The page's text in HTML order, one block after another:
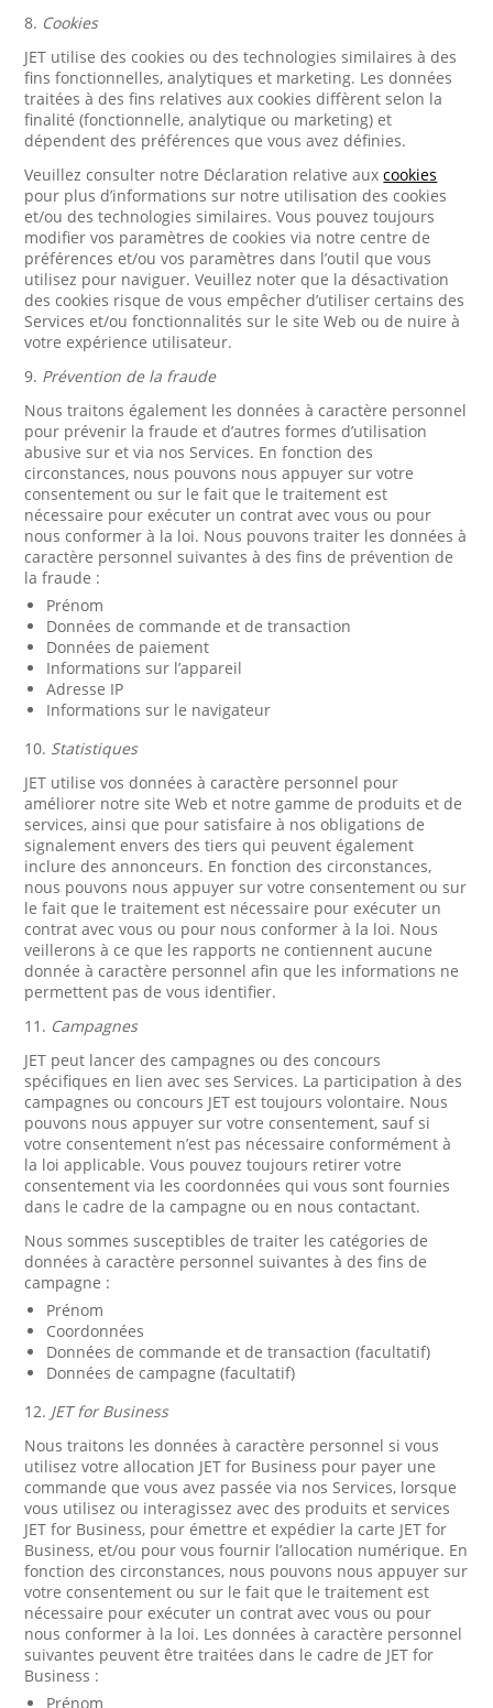
8. Cookies
JET utilise des cookies ou des technologies similaires à des
fins fonctionnelles, analytiques et marketing. Les données
traitées à des fins relatives aux cookies diffèrent selon la
finalité (fonctionnelle, analytique ou marketing) et
dépendent des préférences que vous avez définies.
Veuillez consulter notre Déclaration relative auxcookies
pour plus d’informations sur notre utilisation des cookies
et/ou des technologies similaires. Vous pouvez toujours
modifier vos paramètres de cookies via notre centre de
préférences et/ou vos paramètres dans l’outil que vous
utilisez pour naviguer. Veuillez noter que la désactivation
des cookies risque de vous empêcher d’utiliser certains des
Services et/ou fonctionnalités sur le site Web ou de nuire à
votre expérience utilisateur.
9. Prévention de la fraude
Nous traitons également les données à caractère personnel
pour prévenir la fraude et d’autres formes d’utilisation
abusive sur et via nos Services. En fonction des
circonstances, nous pouvons nous appuyer sur votre
consentement ou sur le fait que le traitement est
nécessaire pour exécuter un contrat avec vous ou pour
nous conformer à la loi. Nous pouvons traiter les données à
caractère personnel suivantes à des fins de prévention de
la fraude :
Prénom
Données de commande et de transaction
Données de paiement
Informations sur l’appareil
Adresse IP
Informations sur le navigateur
10. Statistiques
JET utilise vos données à caractère personnel pour
améliorer notre site Web et notre gamme de produits et de
services, ainsi que pour satisfaire à nos obligations de
signalement envers des tiers qui peuvent également
inclure des annonceurs. En fonction des circonstances,
nous pouvons nous appuyer sur votre consentement ou sur
le fait que le traitement est nécessaire pour exécuter un
contrat avec vous ou pour nous conformer à la loi. Nous
veillerons à ce que les rapports ne contiennent aucune
donnée à caractère personnel afin que les informations ne
permettent pas de vous identifier.
11. Campagnes
JET peut lancer des campagnes ou des concours
spécifiques en lien avec ses Services. La participation à des
campagnes ou concours JET est toujours volontaire. Nous
pouvons nous appuyer sur votre consentement, sauf si
votre consentement n’est pas nécessaire conformément à
la loi applicable. Vous pouvez toujours retirer votre
consentement via les coordonnées qui vous sont fournies
dans le cadre de la campagne ou en nous contactant.
Nous sommes susceptibles de traiter les catégories de
données à caractère personnel suivantes à des fins de
campagne :
Prénom
Coordonnées
Données de commande et de transaction (facultatif)
Données de campagne (facultatif)
12. JET for Business
Nous traitons les données à caractère personnel si vous
utilisez votre allocation JET for Business pour payer une
commande que vous avez passée via nos Services, lorsque
vous utilisez ou interagissez avec des produits et services
JET for Business, pour émettre et expédier la carte JET for
Business, et/ou pour vous fournir l’allocation numérique. En
fonction des circonstances, nous pouvons nous appuyer sur
votre consentement ou sur le fait que le traitement est
nécessaire pour exécuter un contrat avec vous ou pour
nous conformer à la loi. Les données à caractère personnel
suivantes peuvent être traitées dans le cadre de JET for
Business :
Prénom